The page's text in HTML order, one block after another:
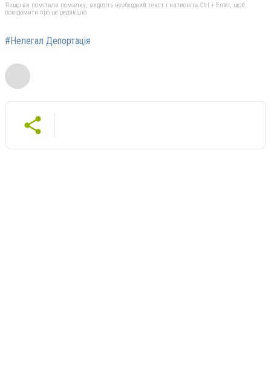
Якщо ви помітили помилку, виділіть необхідний текст і натисніть Ctrl + Enter, щоб
повідомити про це редакцію
#Нелегал Депортація